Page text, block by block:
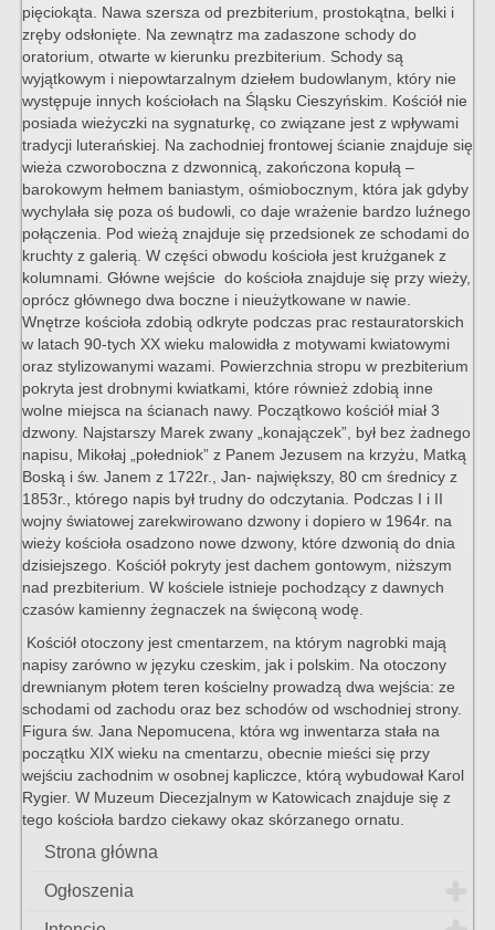
pięciokąta. Nawa szersza od prezbiterium, prostokątna, belki i
zręby odsłonięte. Na zewnątrz ma zadaszone schody do
oratorium, otwarte w kierunku prezbiterium. Schody są
wyjątkowym i niepowtarzalnym dziełem budowlanym, który nie
występuje innych kościołach na Śląsku Cieszyńskim. Kościół nie
posiada wieżyczki na sygnaturkę, co związane jest z wpływami
tradycji luterańskiej. Na zachodniej frontowej ścianie znajduje się
wieża czworoboczna z dzwonnicą, zakończona kopułą –
barokowym hełmem baniastym, ośmiobocznym, która jak gdyby
wychylała się poza oś budowli, co daje wrażenie bardzo luźnego
połączenia. Pod wieżą znajduje się przedsionek ze schodami do
kruchty z galerią. W części obwodu kościoła jest krużganek z
kolumnami. Główne wejście do kościoła znajduje się przy wieży,
oprócz głównego dwa boczne i nieużytkowane w nawie.
Wnętrze kościoła zdobią odkryte podczas prac restauratorskich
w latach 90-tych XX wieku malowidła z motywami kwiatowymi
oraz stylizowanymi wazami. Powierzchnia stropu w prezbiterium
pokryta jest drobnymi kwiatkami, które również zdobią inne
wolne miejsca na ścianach nawy. Początkowo kościół miał 3
dzwony. Najstarszy Marek zwany „konajączek”, był bez żadnego
napisu, Mikołaj „połedniok” z Panem Jezusem na krzyżu, Matką
Boską i św. Janem z 1722r., Jan- największy, 80 cm średnicy z
1853r., którego napis był trudny do odczytania. Podczas I i II
wojny światowej zarekwirowano dzwony i dopiero w 1964r. na
wieży kościoła osadzono nowe dzwony, które dzwonią do dnia
dzisiejszego. Kościół pokryty jest dachem gontowym, niższym
nad prezbiterium. W kościele istnieje pochodzący z dawnych
czasów kamienny żegnaczek na święconą wodę.
Kościół otoczony jest cmentarzem, na którym nagrobki mają
napisy zarówno w języku czeskim, jak i polskim. Na otoczony
drewnianym płotem teren kościelny prowadzą dwa wejścia: ze
schodami od zachodu oraz bez schodów od wschodniej strony.
Figura św. Jana Nepomucena, która wg inwentarza stała na
początku XIX wieku na cmentarzu, obecnie mieści się przy
wejściu zachodnim w osobnej kapliczce, którą wybudował Karol
Rygier. W Muzeum Diecezjalnym w Katowicach znajduje się z
tego kościoła bardzo ciekawy okaz skórzanego ornatu.
Strona główna
Ogłoszenia